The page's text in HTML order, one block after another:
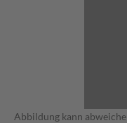
Abbildung kann